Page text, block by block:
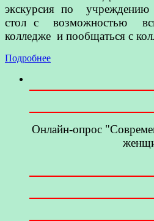
экскурсия по учреждению
стол с возможностью
колледже и пообщаться с
Подробнее
Онлайн-опрос